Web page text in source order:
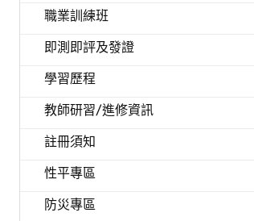
職業訓練班
即測即評及發證
學習歷程
教師研習/進修資訊
註冊須知
性平專區
防災專區